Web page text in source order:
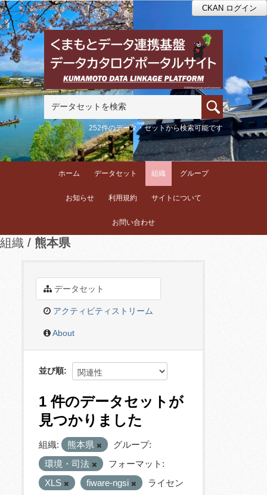
CKAN ログイン
252件のデータ・セットから検索可能です
ホーム データセット 組織 グループ
お知らせ 利用規約 サイトについて
お問い合わせ
組織 熊本県
データセット
アクティビティストリーム
About
並び順
1 件のデータセットが
見つかりました
組織: 熊本県
グループ:
環境・司法
フォーマット:
XLS
fiware-ngsi
ライセン